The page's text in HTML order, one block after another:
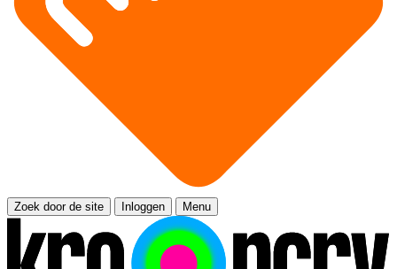
Zoek door de site Inloggen Menu